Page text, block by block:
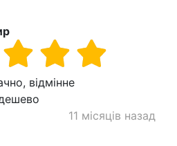
відмінне
11 місяців назад